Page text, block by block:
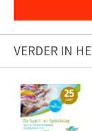
VERDER IN